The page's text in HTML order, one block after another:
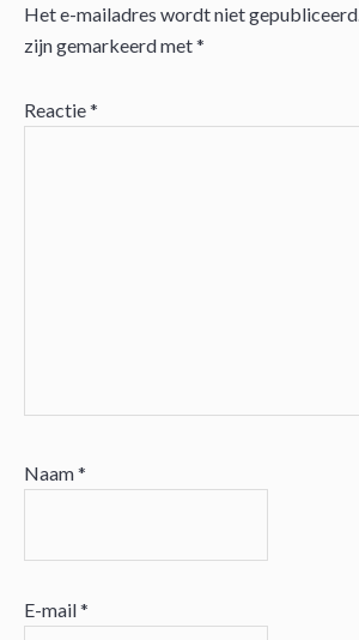
Lees
Het e-mailadres wordt niet gepubliceerd.
zijn gemarkeerd met*
Reactie*
Naam*
E-mail*